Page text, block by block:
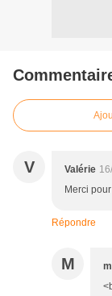
V Valérie
Merci
Répondre
M